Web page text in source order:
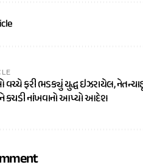
વચ્ચે ફરી ભડક્યું યુદ્ધ ઇઝરાયેલ,
કચડી નાંખવાનો આપ્યો આદેશ